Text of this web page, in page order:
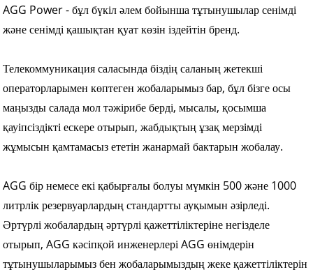
AGG Power - бұл бүкіл әлем бойынша тұтынушылар сенімді
және сенімді қашықтан қуат көзін іздейтін бренд.
Телекоммуникация саласында біздің саланың жетекші
операторларымен көптеген жобаларымыз бар, бұл бізге осы
маңызды салада мол тәжірибе берді, мысалы, қосымша
қауіпсіздікті ескере отырып, жабдықтың ұзақ мерзімді
жұмысын қамтамасыз ететін жанармай бактарын жобалау.
AGG бір немесе екі қабырғалы болуы мүмкін 500 және 1000
литрлік резервуарлардың стандартты ауқымын әзірледі.
Әртүрлі жобалардың әртүрлі қажеттіліктеріне негізделе
отырып, AGG кәсіпқой инженерлері AGG өнімдерін
тұтынушыларымыз бен жобаларымыздың жеке қажеттіліктерін